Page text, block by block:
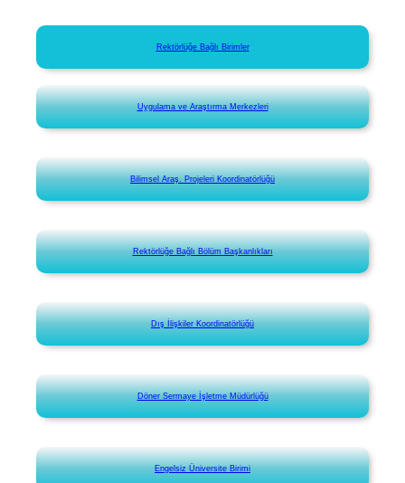
Rektörlüğe Bağlı Birimler
Uygulama ve Araştırma Merkezleri
Bilimsel Araş. Projeleri Koordinatörlüğü
Rektörlüğe Bağlı Bölüm Başkanlıkları
Dış İlişkiler Koordinatörlüğü
Döner Sermaye İşletme Müdürlüğü
Engelsiz Üniversite Birimi